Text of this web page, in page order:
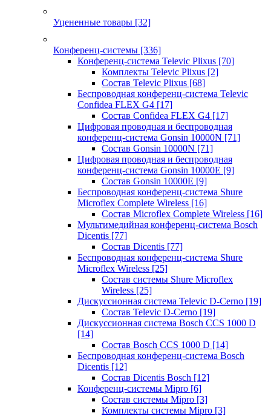
Уцененные товары [32]
Конференц-системы [336]
Конференц-система Televic Plixus [70]
Комплекты Televic Plixus [2]
Состав Televic Plixus [68]
Беспроводная конференц-система Televic
Confidea FLEX G4 [17]
Состав Confidea FLEX G4 [17]
Цифровая проводная и беспроводная
конференц-система Gonsin 10000N [71]
Состав Gonsin 10000N [71]
Цифровая проводная и беспроводная
конференц-система Gonsin 10000E [9]
Состав Gonsin 10000E [9]
Беспроводная конференц-система Shure
Microflex Complete Wireless [16]
Состав Microflex Complete Wireless [16]
Мультимедийная конференц-система Bosch
Dicentis [77]
Состав Dicentis [77]
Беспроводная конференц-система Shure
Microflex Wireless [25]
Состав системы Shure Microflex
Wireless [25]
Дискуссионная система Televic D-Cerno [19]
Состав Televic D-Cerno [19]
Дискуссионная система Bosch CCS 1000 D
[14]
Состав Bosch CCS 1000 D [14]
Беспроводная конференц-система Bosch
Dicentis [12]
Состав Dicentis Bosch [12]
Конференц-системы Mipro [6]
Состав системы Mipro [3]
Комплекты системы Mipro [3]